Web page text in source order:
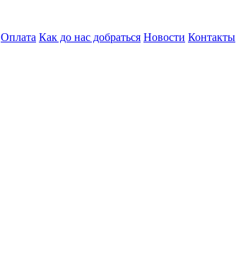
Оплата Как до нас добраться Новости Контакты